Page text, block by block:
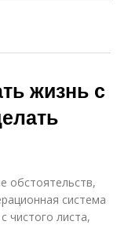
жизнь с
обстоятельств,
система
чистого листа,